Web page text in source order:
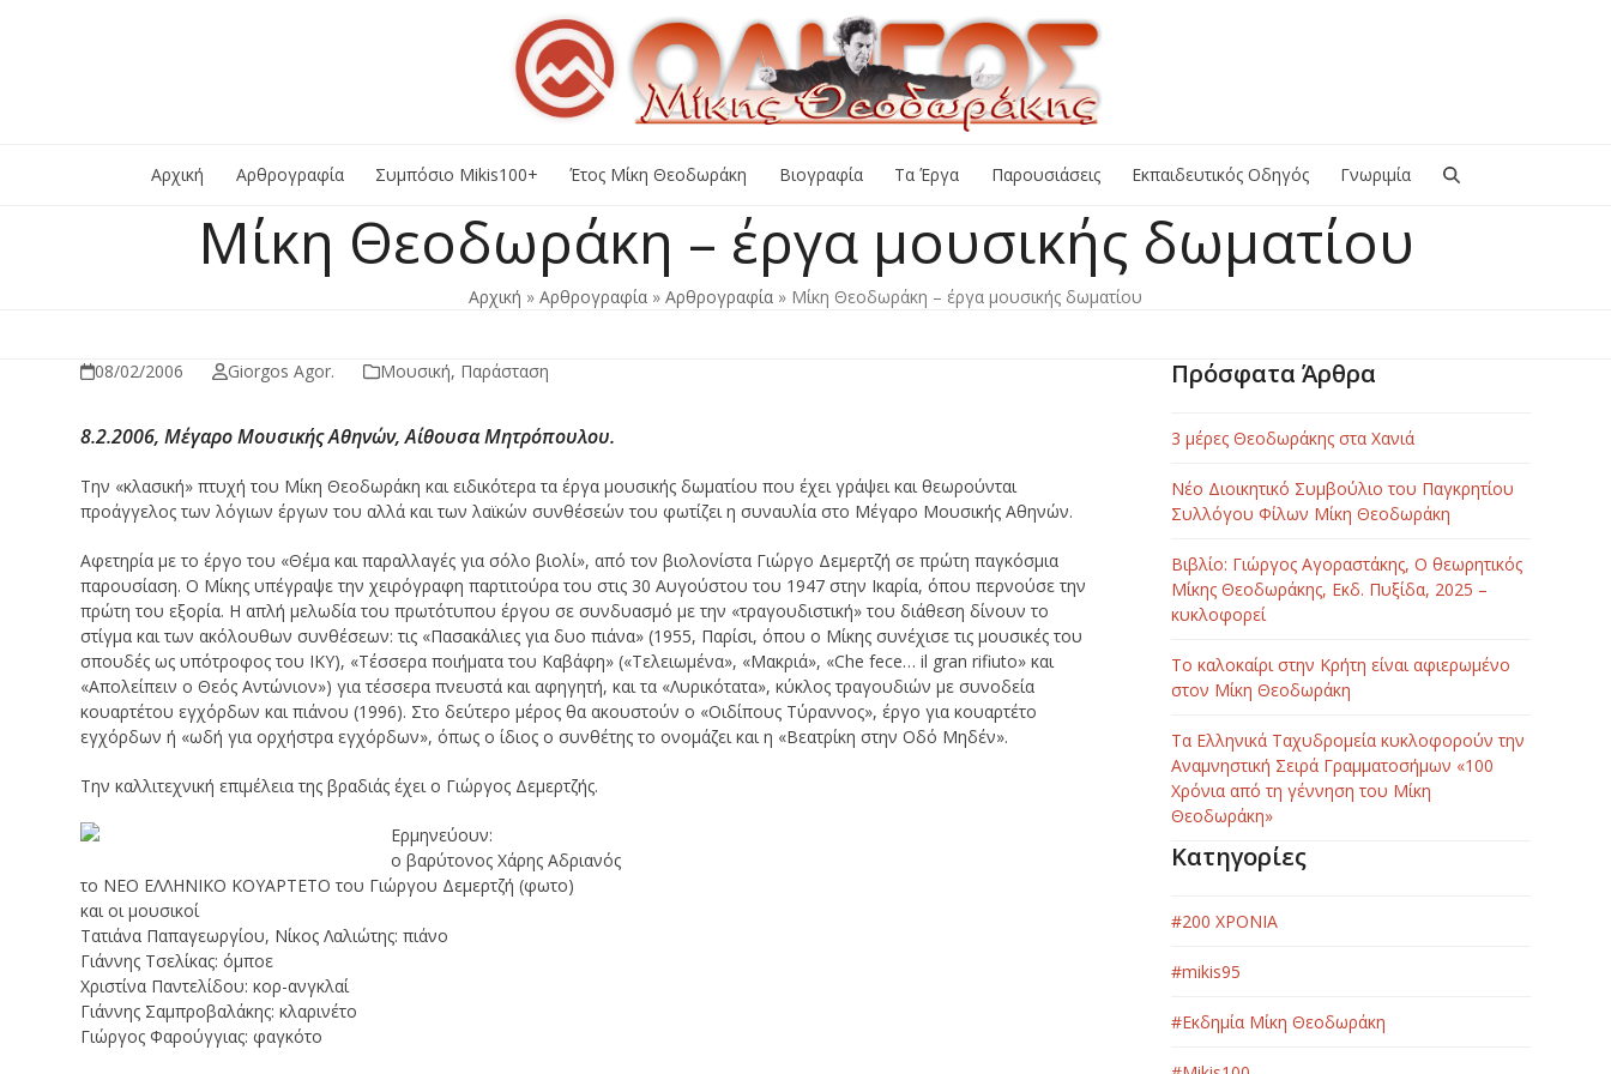
Αρχική Αρθρογραφία Συμπόσιο Mikis100+ Έτος Μίκη Θεοδωράκη Βιογραφία Τα Έργα Παρουσιάσεις Εκπαιδευτικός Οδηγός Γνωριμία
Μίκη Θεοδωράκη – έργα μουσικής δωματίου
Αρχική » Αρθρογραφία » Αρθρογραφία » Μίκη Θεοδωράκη – έργα μουσικής δωματίου
08/02/2006 Giorgos Agor. Μουσική, Παράσταση
8.2.2006, Μέγαρο Μουσικής Αθηνών, Αίθουσα Μητρόπουλου.
Την «κλασική» πτυχή του Μίκη Θεοδωράκη και ειδικότερα τα έργα μουσικής δωματίου που έχει γράψει και θεωρούνται
προάγγελος των λόγιων έργων του αλλά και των λαϊκών συνθέσεών του φωτίζει η συναυλία στο Μέγαρο Μουσικής Αθηνών.
Αφετηρία με το έργο του «Θέμα και παραλλαγές για σόλο βιολί», από τον βιολονίστα Γιώργο Δεμερτζή σε πρώτη παγκόσμια
παρουσίαση. Ο Μίκης υπέγραψε την χειρόγραφη παρτιτούρα του στις 30 Αυγούστου του 1947 στην Ικαρία, όπου περνούσε την
πρώτη του εξορία. H απλή μελωδία του πρωτότυπου έργου σε συνδυασμό με την «τραγουδιστική» του διάθεση δίνουν το
στίγμα και των ακόλουθων συνθέσεων: τις «Πασακάλιες για δυο πιάνα» (1955, Παρίσι, όπου ο Μίκης συνέχισε τις μουσικές του
σπουδές ως υπότροφος του IKY), «Τέσσερα ποιήματα του Καβάφη» («Τελειωμένα», «Μακριά», «Che fece… il gran rifiuto» και
«Απολείπειν ο Θεός Αντώνιον») για τέσσερα πνευστά και αφηγητή, και τα «Λυρικότατα», κύκλος τραγουδιών με συνοδεία
κουαρτέτου εγχόρδων και πιάνου (1996). Στο δεύτερο μέρος θα ακουστούν ο «Οιδίπους Τύραννος», έργο για κουαρτέτο
εγχόρδων ή «ωδή για ορχήστρα εγχόρδων», όπως ο ίδιος ο συνθέτης το ονομάζει και η «Βεατρίκη στην Οδό Μηδέν».
Την καλλιτεχνική επιμέλεια της βραδιάς έχει ο Γιώργος Δεμερτζής.
Ερμηνεύουν:
ο βαρύτονος Χάρης Αδριανός
το ΝΕΟ ΕΛΛΗΝΙΚΟ ΚΟΥΑΡΤΕΤΟ του Γιώργου Δεμερτζή (φωτο)
και οι μουσικοί
Τατιάνα Παπαγεωργίου, Νίκος Λαλιώτης: πιάνο
Γιάννης Τσελίκας: όμποε
Χριστίνα Παντελίδου: κορ-ανγκλαί
Γιάννης Σαμπροβαλάκης: κλαρινέτο
Γιώργος Φαρούγγιας: φαγκότο
Πρόσφατα Άρθρα
3 μέρες Θεοδωράκης στα Χανιά
Νέο Διοικητικό Συμβούλιο του Παγκρητίου
Συλλόγου Φίλων Μίκη Θεοδωράκη
Βιβλίο: Γιώργος Αγοραστάκης, Ο θεωρητικός
Μίκης Θεοδωράκης, Εκδ. Πυξίδα, 2025 –
κυκλοφορεί
Το καλοκαίρι στην Κρήτη είναι αφιερωμένο
στον Μίκη Θεοδωράκη
Τα Ελληνικά Ταχυδρομεία κυκλοφορούν την
Αναμνηστική Σειρά Γραμματοσήμων «100
Χρόνια από τη γέννηση του Μίκη
Θεοδωράκη»
Κατηγορίες
#200 ΧΡΟΝΙΑ
#mikis95
#Εκδημία Μίκη Θεοδωράκη